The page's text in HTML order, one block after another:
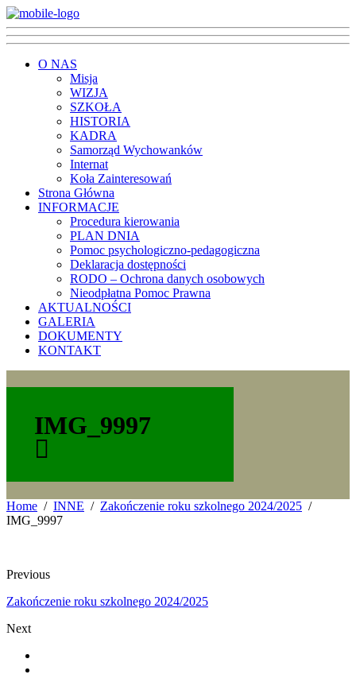
O NAS
Misja
WIZJA
SZKOŁA
HISTORIA
KADRA
Samorząd Wychowanków
Internat
Koła Zainteresowań
Strona Główna
INFORMACJE
Procedura kierowania
PLAN DNIA
Pomoc psychologiczno-pedagogiczna
Deklaracja dostępności
RODO – Ochrona danych osobowych
Nieodpłatna Pomoc Prawna
AKTUALNOŚCI
GALERIA
DOKUMENTY
KONTAKT
IMG_9997
Home INNE
Zakończenie roku szkolnego 2024/2025
IMG_9997
Previous
Zakończenie roku szkolnego 2024/2025
Next